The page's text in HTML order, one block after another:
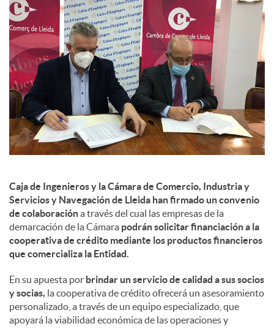
e
s
Caja de Ingenieros y la Cámara de Comercio, Industria y
Servicios y Navegación de Lleida han firmado un convenio
de colaboracióna través del cual las empresas de la
demarcación de la Cámara podrán solicitar financiación a la
cooperativa de crédito mediante los productos financieros
que comercializa la Entidad.
En su apuesta por brindar un servicio de calidad a sus socios
y socias, la cooperativa de crédito ofrecerá un asesoramiento
personalizado, a través de un equipo especializado, que
apoyará la viabilidad económica de las operaciones y